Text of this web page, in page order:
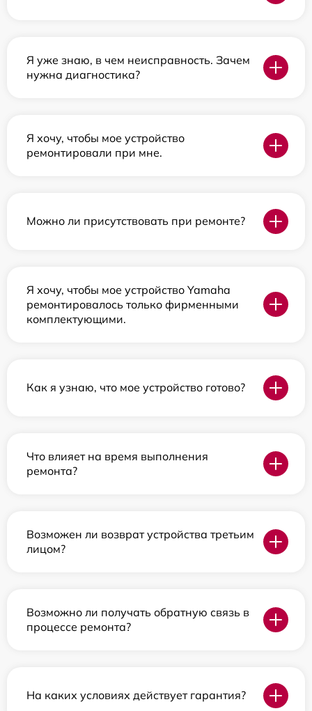
Я уже знаю, в чем неисправность. Зачем
нужна диагностика?
Я хочу, чтобы мое устройство
ремонтировали при мне.
Можно ли присутствовать при ремонте?
Я хочу, чтобы мое устройство Yamaha
ремонтировалось только фирменными
комплектующими.
Как я узнаю, что мое устройство готово?
Что влияет на время выполнения
ремонта?
Возможен ли возврат устройства третьим
лицом?
Возможно ли получать обратную связь в
процессе ремонта?
На каких условиях действует гарантия?